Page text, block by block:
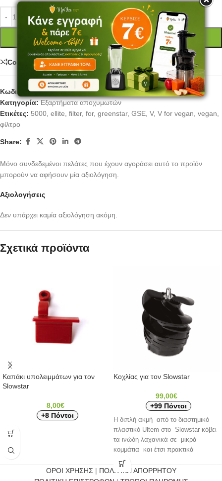
ΠΡΟΣΘΉΚΗ ΣΤΟ ΚΑΛΆΘΙ
Compare
Κωδικός προϊόντος:GSE029
Κατηγορία: Εξαρτήματα αποχυμωτών
Ετικέτες: 5000 ellite filter, for, greenstar, GSE V, V for vegan vegan
φίλτρο
Share:
Αξιολογήσεις
Δεν υπάρχει καμία αξιολόγηση ακόμη.
Μόνο συνδεδεμένοι πελάτες που έχουν αγοράσει αυτό το προϊόν
μπορούν να αφήσουν μία αξιολόγηση.
Σχετικά προϊόντα
Καπάκι υπολειμμάτων για τον
Slowstar
8,00€
+8 Πόντοι
Κοχλίας για τον Slowstar
99,00€
+99 Πόντοι
Η διπλή ακμή από το διαστημικό
πλαστικό Ultem στο Slowstar κόβει
τα ινώδη λαχανικά σε μικρά
κομμάτια και έτσι πρακτικά
ΟΡΟΙ ΧΡΗΣΗΣ | ΠΟΛΙΤΙΚΗ ΑΠΟΡΡΗΤΟΥ